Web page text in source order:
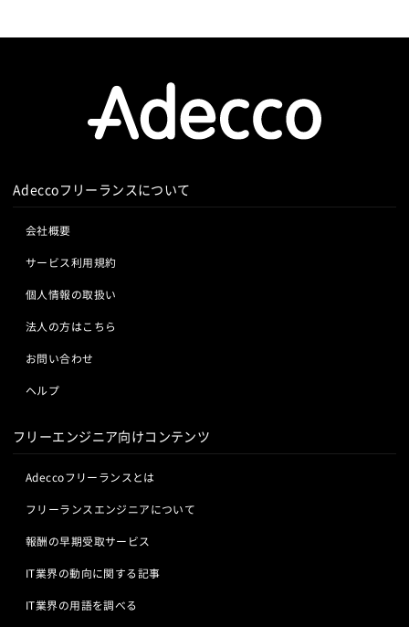
Adeccoフリーランスについて
会社概要
サービス利用規約
個人情報の取扱い
法人の方はこちら
お問い合わせ
ヘルプ
フリーエンジニア向けコンテンツ
Adeccoフリーランスとは
フリーランスエンジニアについて
報酬の早期受取サービス
IT業界の動向に関する記事
IT業界の用語を調べる